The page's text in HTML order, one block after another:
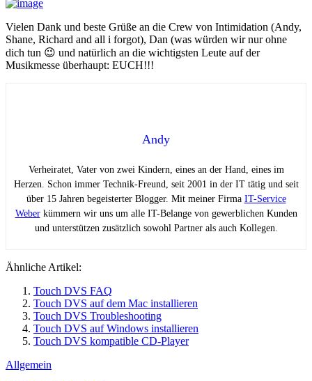
Vielen Dank und beste Grüße an die Crew von Intimidation (Andy,
Shane, Richard and all i forgot), Dan (was würden wir nur ohne
dich tun 😉 und natürlich an die wichtigsten Leute auf der
Musikmesse überhaupt: EUCH!!!
Andy
Verheiratet, Vater von zwei Kindern, eines an der Hand, eines im
Herzen. Schon immer Technik-Freund, seit 2001 in der IT tätig und seit
über 15 Jahren begeisterter Blogger. Mit meiner Firma IT-Service
Weberkümmern wir uns um alle IT-Belange von gewerblichen Kunden
und unterstützen zusätzlich sowohl Partner als auch Kollegen.
Ähnliche Artikel:
Touch DVS FAQ
Touch DVS auf dem Mac installieren
Touch DVS Troubleshooting
Touch DVS auf Windows installieren
Touch DVS kompatible CD-Player
Allgemein